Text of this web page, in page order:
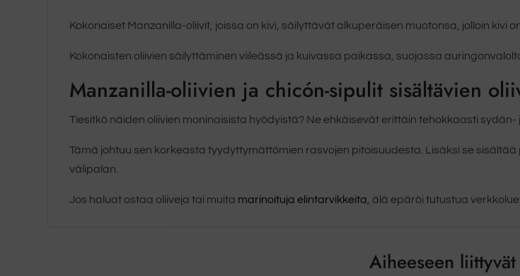
Kokonaiset Manzanilla-oliivit, joissa on kivi, säilyttävät alkuperäisen muotonsa, jolloin kivi
Kokonaisten oliivien säilyttäminen viileässä ja kuivassa paikassa, suojassa
Manzanilla-oliivien ja chicón-sipulit sisältävien
Tiesitkö näiden oliivien moninaisista hyödyistä? Ne ehkäisevät erittäin tehokkaasti
Tämä johtuu sen korkeasta tyydyttymättömien rasvojen pitoisuudesta. Lisäksi se
välipalan.
Jos haluat ostaa oliiveja tai muita marinoituja elintarvikkeita , älä epäröi tutustua
Aiheeseen